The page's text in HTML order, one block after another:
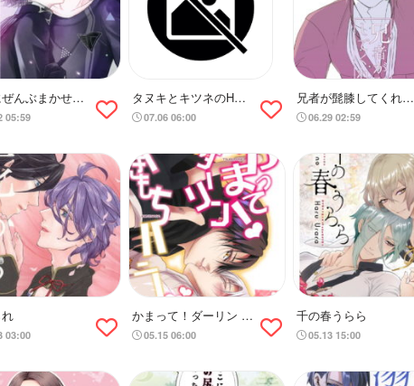
んぶまかせて
05:59
タヌキとキツネのHな
お勉強
07.06 06:00
兄者が髭膝してくれな
い06.29 02:59
03:00
かまって！ダーリン や
きもちハニー♡
05.15 06:00
千の春うらら
05.13 15:00